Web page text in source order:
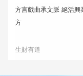
方言戲曲承文脈 絕活興
方
生財有道